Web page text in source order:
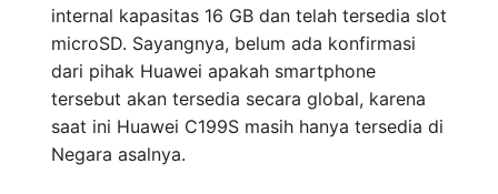
internal kapasitas 16 GB dan telah tersedia slot
microSD. Sayangnya, belum ada konfirmasi
dari pihak Huawei apakah smartphone
tersebut akan tersedia secara global, karena
saat ini Huawei C199S masih hanya tersedia di
Negara asalnya.